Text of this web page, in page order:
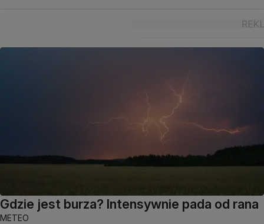
Gdzie jest burza? Intensywnie pada od rana
METEO